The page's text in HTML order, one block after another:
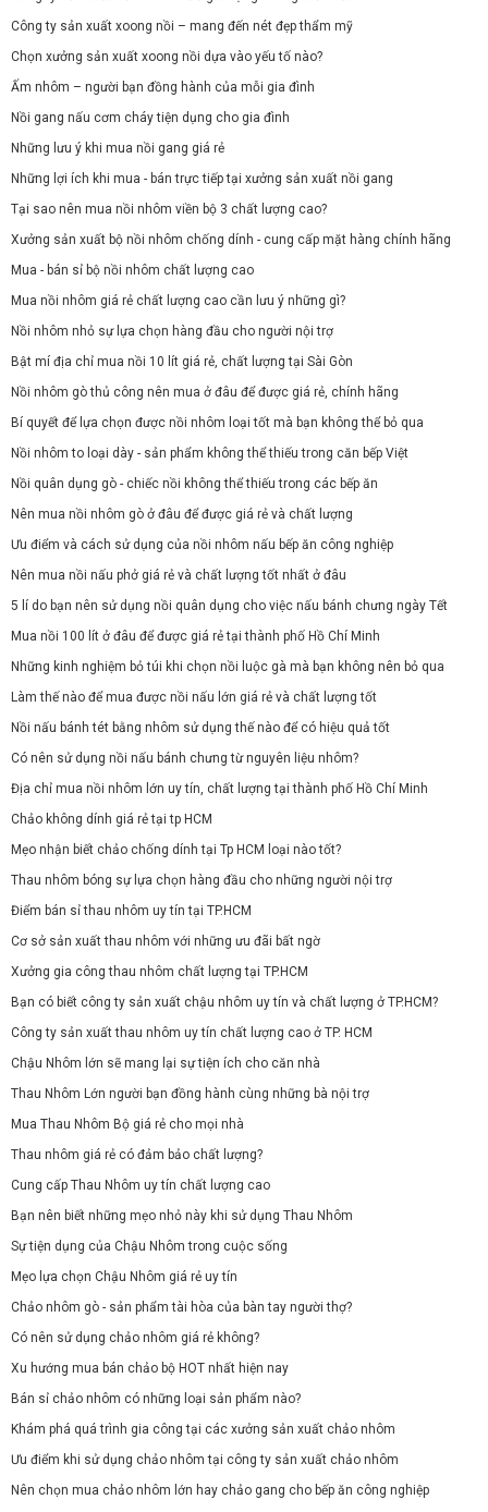
Công ty sản xuất xoong nồi – mang đến nét đẹp thẩm mỹ
Chọn xưởng sản xuất xoong nồi dựa vào yếu tố nào?
Ấm nhôm – người bạn đồng hành của mỗi gia đình
Nồi gang nấu cơm cháy tiện dụng cho gia đình
Những lưu ý khi mua nồi gang giá rẻ
Những lợi ích khi mua - bán trực tiếp tại xưởng sản xuất nồi gang
Tại sao nên mua nồi nhôm viền bộ 3 chất lượng cao?
Xưởng sản xuất bộ nồi nhôm chống dính - cung cấp mặt hàng chính hãng
Mua - bán sỉ bộ nồi nhôm chất lượng cao
Mua nồi nhôm giá rẻ chất lượng cao cần lưu ý những gì?
Nồi nhôm nhỏ sự lựa chọn hàng đầu cho người nội trợ
Bật mí địa chỉ mua nồi 10 lít giá rẻ, chất lượng tại Sài Gòn
Nồi nhôm gò thủ công nên mua ở đâu để được giá rẻ, chính hãng
Bí quyết để lựa chọn được nồi nhôm loại tốt mà bạn không thể bỏ qua
Nồi nhôm to loại dày - sản phẩm không thể thiếu trong căn bếp Việt
Nồi quân dụng gò - chiếc nồi không thể thiếu trong các bếp ăn
Nên mua nồi nhôm gò ở đâu để được giá rẻ và chất lượng
Ưu điểm và cách sử dụng của nồi nhôm nấu bếp ăn công nghiệp
Nên mua nồi nấu phở giá rẻ và chất lượng tốt nhất ở đâu
5 lí do bạn nên sử dụng nồi quân dụng cho việc nấu bánh chưng ngày Tết
Mua nồi 100 lít ở đâu để được giá rẻ tại thành phố Hồ Chí Minh
Những kinh nghiệm bỏ túi khi chọn nồi luộc gà mà bạn không nên bỏ qua
Làm thế nào để mua được nồi nấu lớn giá rẻ và chất lượng tốt
Nồi nấu bánh tét bằng nhôm sử dụng thế nào để có hiệu quả tốt
Có nên sử dụng nồi nấu bánh chưng từ nguyên liệu nhôm?
Địa chỉ mua nồi nhôm lớn uy tín, chất lượng tại thành phố Hồ Chí Minh
Chảo không dính giá rẻ tại tp HCM
Mẹo nhận biết chảo chống dính tại Tp HCM loại nào tốt?
Thau nhôm bóng sự lựa chọn hàng đầu cho những người nội trợ
Điểm bán sỉ thau nhôm uy tín tại TP.HCM
Cơ sở sản xuất thau nhôm với những ưu đãi bất ngờ
Xưởng gia công thau nhôm chất lượng tại TP.HCM
Bạn có biết công ty sản xuất chậu nhôm uy tín và chất lượng ở TP.HCM?
Công ty sản xuất thau nhôm uy tín chất lượng cao ở TP. HCM
Chậu Nhôm lớn sẽ mang lại sự tiện ích cho căn nhà
Thau Nhôm Lớn người bạn đồng hành cùng những bà nội trợ
Mua Thau Nhôm Bộ giá rẻ cho mọi nhà
Thau nhôm giá rẻ có đảm bảo chất lượng?
Cung cấp Thau Nhôm uy tín chất lượng cao
Bạn nên biết những mẹo nhỏ này khi sử dụng Thau Nhôm
Sự tiện dụng của Chậu Nhôm trong cuộc sống
Mẹo lựa chọn Chậu Nhôm giá rẻ uy tín
Chảo nhôm gò - sản phẩm tài hòa của bàn tay người thợ?
Có nên sử dụng chảo nhôm giá rẻ không?
Xu hướng mua bán chảo bộ HOT nhất hiện nay
Bán sỉ chảo nhôm có những loại sản phẩm nào?
Khám phá quá trình gia công tại các xưởng sản xuất chảo nhôm
Ưu điểm khi sử dụng chảo nhôm tại công ty sản xuất chảo nhôm
Nên chọn mua chảo nhôm lớn hay chảo gang cho bếp ăn công nghiệp